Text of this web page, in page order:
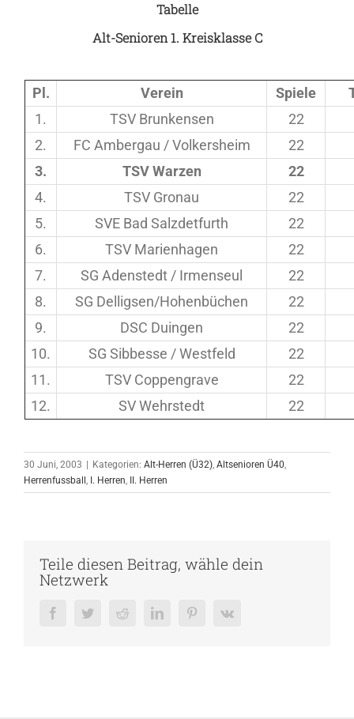
Tabelle
Alt-Senioren 1. Kreisklasse C
Pl. Verein Spiele
1.
TSV Brunkensen
22
2.
FC Ambergau / Volkersheim
22
3.
TSV Warzen
22
4.
TSV Gronau
22
5.
SVE Bad Salzdetfurth
22
6.
TSV Marienhagen
22
7.
SG Adenstedt / Irmenseul
22
8.
SG Delligsen/Hohenbüchen
22
9.
DSC Duingen
22
10.
SG Sibbesse / Westfeld
22
11.
TSV Coppengrave
22
12.
SV Wehrstedt 22
30 Juni, 2003 | Kategorien: Alt-Herren (Ü32) Altsenioren Ü40
Herrenfussball I. Herren II. Herren
Teile diesen Beitrag, wähle dein
Netzwerk
FacebookTwitterRedditLinkedInPinterestVk